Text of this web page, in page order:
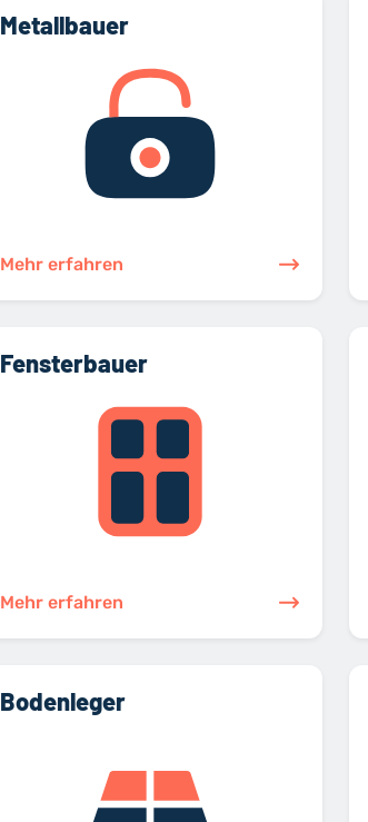
Metallbauer
Mehr erfahren
Fensterbauer
Mehr erfahren
Bodenleger